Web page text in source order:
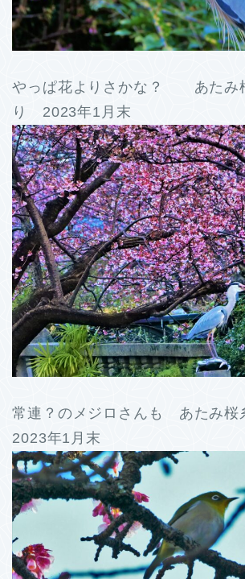
やっぱ花よりさかな？ あたみ
り 2023年1月末
常連？のメジロさんも あたみ
2023年1月末